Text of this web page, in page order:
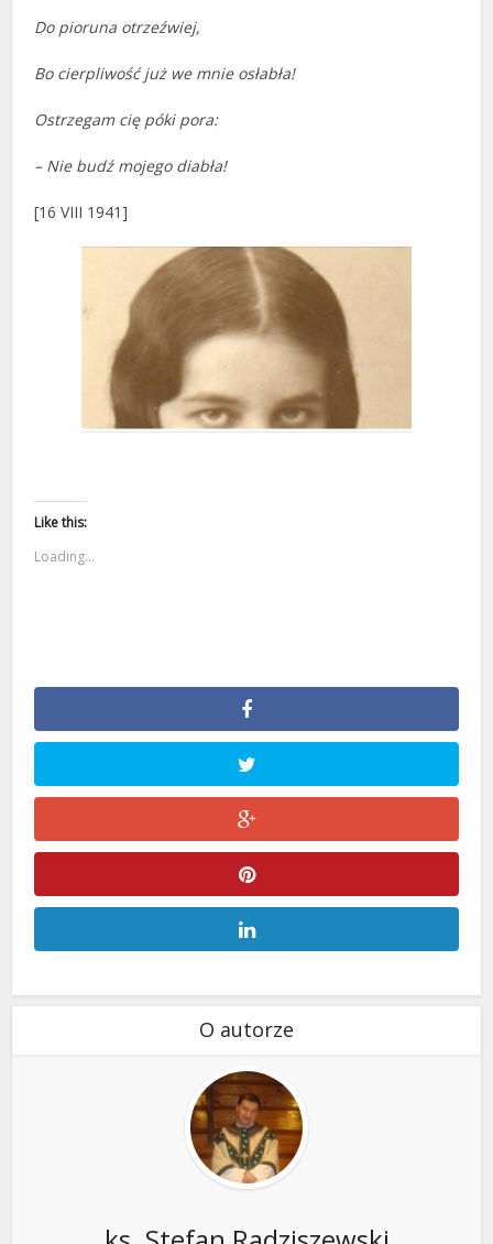
Do pioruna otrzeźwiej,
Bo cierpliwość już we mnie osłabła!
Ostrzegam cię póki pora:
– Nie budź mojego diabła!
[16 VIII 1941]
Like this:
Loading...
O autorze